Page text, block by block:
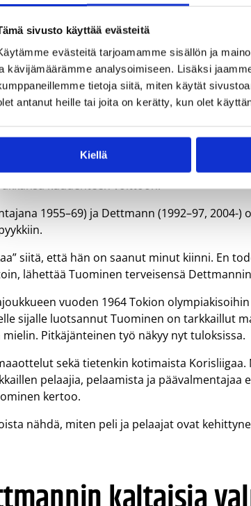
sivusto käyttää evästeitä
evästeitä tarjoamamme sisällön ja
kävijämäärämme analysoimiseen. Lisäksi
tietoja siitä, miten käytät
antanut heille tai joita on kerätty, kun olet
Kiellä
Tuominen on siitä, että media on
maajoukkueen hienoja otteita.
urheilusivujen aukeama elokuun
lopulta.
Yli 20 vuotta
toiminut
saavutuksina”.
miesten maajoukkueen voittotilaston
Henrik Dettmannin johtama
kuudenteen voittoon.
1955–69) ja Dettmann (1992–97, 2004-
siitä, että hän on saanut minut kiinni. En
lähettää Tuominen terveisensä
vuoden 1964 Tokion
sijalle luotsannut Tuominen on tarkkaillut
Pitkäjänteinen työ näkyy nyt tuloksissa.
sekä tietenkin kotimaista
pelaajia, pelaamista ja
kertoo.
nähdä, miten peli ja pelaajat ovat